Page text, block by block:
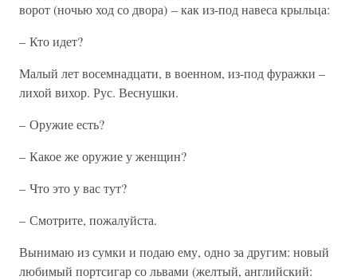
ворот (ночью ход со двора) – как из-под навеса крыльца:
– Кто идет?
Малый лет восемнадцати, в военном, из-под фуражки –
лихой вихор. Рус. Веснушки.
– Оружие есть?
– Какое же оружие у женщин?
– Что это у вас тут?
– Смотрите, пожалуйста.
Вынимаю из сумки и подаю ему, одно за другим: новый
любимый портсигар со львами (желтый, английский: